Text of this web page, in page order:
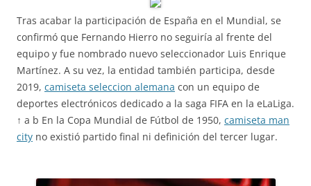
Tras acabar la participación de España en el Mundial, se
confirmó que Fernando Hierro no seguiría al frente del
equipo y fue nombrado nuevo seleccionador Luis Enrique
Martínez. A su vez, la entidad también participa, desde
2019, camiseta seleccion alemana con un equipo de
deportes electrónicos dedicado a la saga FIFA en la eLaLiga.
↑ a b En la Copa Mundial de Fútbol de 1950, camiseta man
city no existió partido final ni definición del tercer lugar.